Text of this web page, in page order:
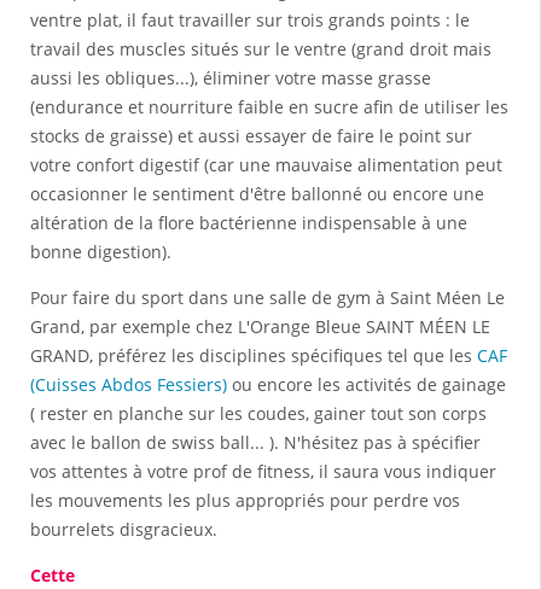
ventre plat, il faut travailler sur trois grands points : le
travail des muscles situés sur le ventre (grand droit mais
aussi les obliques...), éliminer votre masse grasse
(endurance et nourriture faible en sucre afin de utiliser les
stocks de graisse) et aussi essayer de faire le point sur
votre confort digestif (car une mauvaise alimentation peut
occasionner le sentiment d'être ballonné ou encore une
altération de la flore bactérienne indispensable à une
bonne digestion).
Pour faire du sport dans une salle de gym à Saint Méen Le
Grand, par exemple chez L'Orange Bleue SAINT MÉEN LE
GRAND, préférez les disciplines spécifiques tel que les CAF
(Cuisses Abdos Fessiers) ou encore les activités de gainage
( rester en planche sur les coudes, gainer tout son corps
avec le ballon de swiss ball... ). N'hésitez pas à spécifier
vos attentes à votre prof de fitness, il saura vous indiquer
les mouvements les plus appropriés pour perdre vos
bourrelets disgracieux.
Cette